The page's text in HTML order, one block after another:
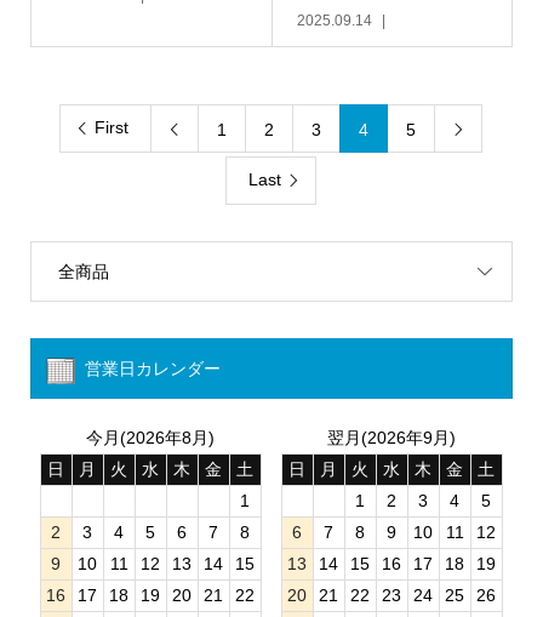
2025.09.14
First  1 2 3 4 5 
Last
全商品
営業日カレンダー
今月(2026年8月)
日
月 火 水 木 金
土
1
2
3 4 5 6 7
8
9
10 11 12 13 14
15
16
17 18 19 20 21 22
翌月(2026年9月)
日
月 火 水 木 金
土
1
2 3 4
5
6
7 8 9 10 11
12
13
14 15 16 17 18
19
20
21 22 23 24 25 26